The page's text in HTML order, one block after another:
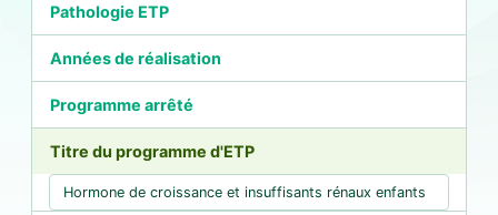
Pathologie ETP
Années de réalisation
Programme arrêté
Titre du programme d'ETP